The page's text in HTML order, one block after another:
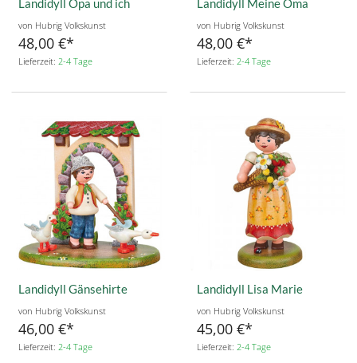
Landidyll Opa und ich
von Hubrig Volkskunst
48,00 €
Lieferzeit: 2-4 Tage
Landidyll Meine Oma
von Hubrig Volkskunst
48,00 €
Lieferzeit: 2-4 Tage
Landidyll Gänsehirte
von Hubrig Volkskunst
46,00 €
Lieferzeit: 2-4 Tage
Landidyll Lisa Marie
von Hubrig Volkskunst
45,00 €
Lieferzeit: 2-4 Tage